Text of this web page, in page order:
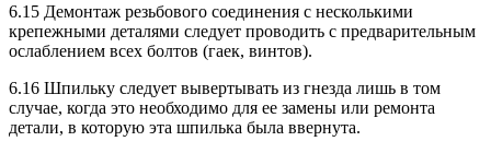
6.15 Демонтаж резьбового соединения с несколькими
крепежными деталями следует проводить с предварительным
ослаблением всех болтов (гаек, винтов).
6.16 Шпильку следует вывертывать из гнезда лишь в том
случае, когда это необходимо для ее замены или ремонта
детали, в которую эта шпилька была ввернута.